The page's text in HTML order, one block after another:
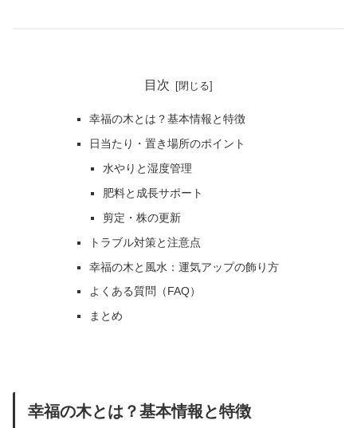
目次
幸福の木とは？基本情報と特徴
日当たり・置き場所のポイント
水やりと湿度管理
肥料と成長サポート
剪定・株の更新
トラブル対策と注意点
幸福の木と風水：運気アップの飾り方
よくある質問（FAQ）
まとめ
幸福の木とは？基本情報と特徴